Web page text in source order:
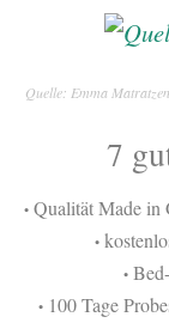
Quelle: Emma
7
• Qualität Made in
•
•
•100 Tage